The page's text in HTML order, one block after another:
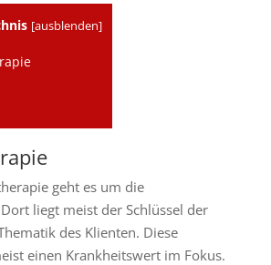
[ausblenden]
geht es um die
liegt meist der Schlüssel der
des Klienten. Diese
einen Krankheitswert im Fokus.